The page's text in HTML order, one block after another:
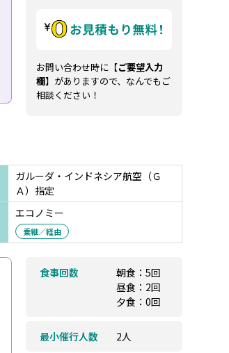
お問い合わせ時に【ご要望入力
欄】がありますので、なんでもご
相談ください！
ガルーダ・インドネシア航空（Ｇ
Ａ）指定
エコノミー
乗継／経由
食事回数
朝食：5回
昼食：2回
夕食：0回
最小催行人数 2人